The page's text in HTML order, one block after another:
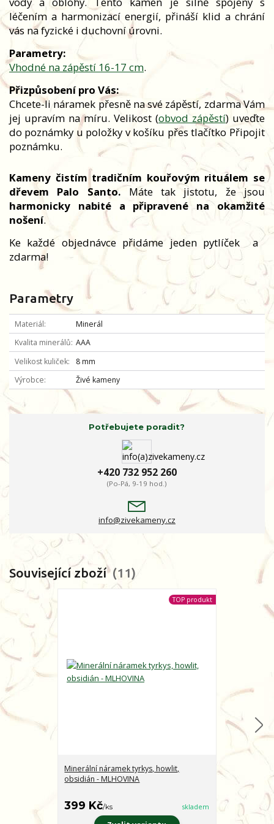
léčením a harmonizací energií, přináší klid a chrání
vás na fyzické i duchovní úrovni.
Parametry:
Vhodné na zápěstí 16-17 cm.
Přizpůsobení pro Vás:
Chcete-li náramek přesně na své zápěstí, zdarma Vám
jej upravím na míru. Velikost (obvod zápěstí) uveďte
do poznámky u položky v košíku přes tlačítko Připojit
poznámku.
Kameny čistím tradičním kouřovým rituálem se
dřevem Palo Santo.Máte tak jistotu, že jsou
harmonicky nabité a připravené na okamžité
nošení.
Ke každé objednávce přidáme jeden pytlíček
a
zdarma!
Parametry
Materiál
Minerál
Kvalita minerálů AAA
Velikost kuliček
8 mm
Výrobce
Živé kameny
Potřebujete poradit?
+420 732 952 260
(Po-Pá, 9-19 hod.)
info@zivekameny.cz
Související zboží 11
TOP produkt
Minerální náramek tyrkys, howlit,
obsidián - MLHOVINA
399 Kč/ks skladem
CHARAKTER
399 Kč ks